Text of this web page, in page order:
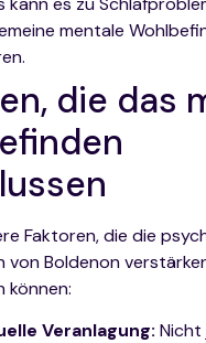
mentale
die das
Faktoren, die die
von Boldenon
können:
Veranlagung: Nicht